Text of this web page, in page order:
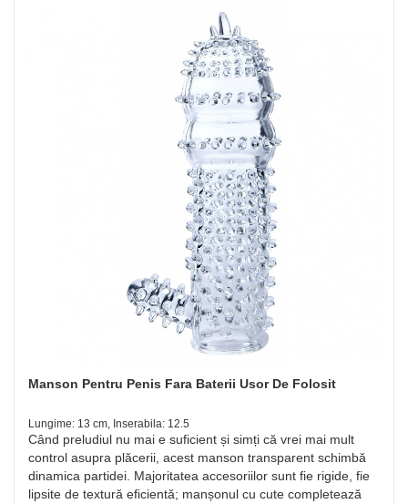
Manson Pentru Penis Fara Baterii Usor De Folosit
Lungime: 13 cm, Inserabila: 12.5
Când preludiul nu mai e suficient și simți că vrei mai mult
control asupra plăcerii, acest manson transparent schimbă
dinamica partidei. Majoritatea accesoriilor sunt fie rigide, fie
lipsite de textură eficientă; manșonul cu cute completează